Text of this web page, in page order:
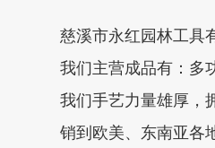
慈溪市永红园林工具
我们主营成品有：多
我们手艺力量雄厚，
销到欧美、东南亚各